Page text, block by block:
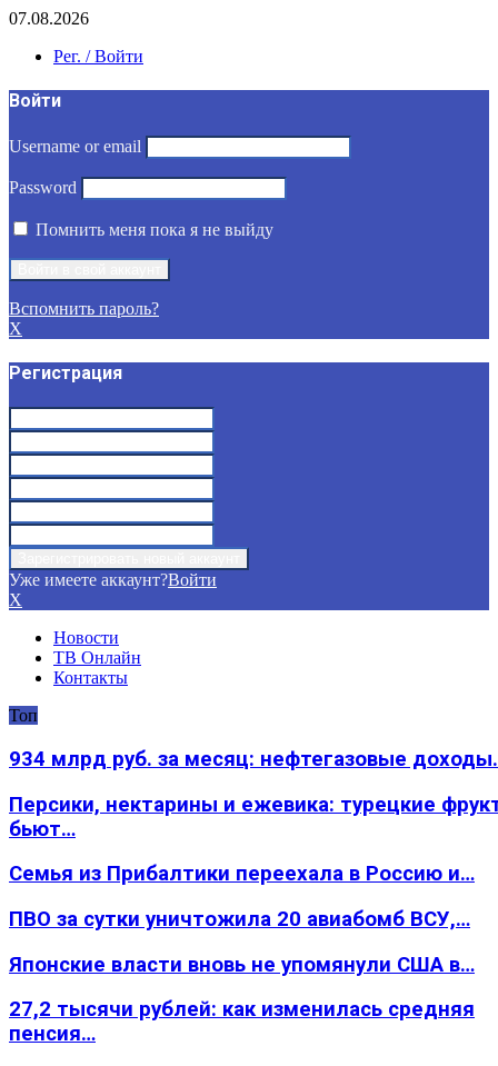
07.08.2026
Рег. / Войти
Войти
Username or email
Password
Помнить меня пока я не выйду
Вспомнить пароль?
X
Регистрация
Уже имеете аккаунт?Войти
X
Новости
ТВ Онлайн
Контакты
Топ
934 млрд руб. за месяц: нефтегазовые
Персики, нектарины и ежевика: турецкие
бьют…
Семья из Прибалтики переехала в Россию и…
ПВО за сутки уничтожила 20 авиабомб ВСУ,…
Японские власти вновь не упомянули США в…
27,2 тысячи рублей: как изменилась средняя
пенсия…